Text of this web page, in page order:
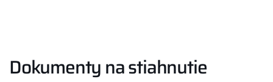
Dokumenty na stiahnutie